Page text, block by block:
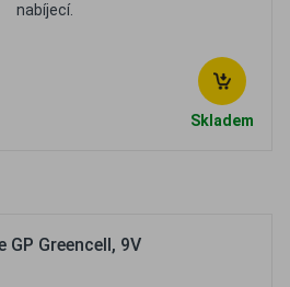
nabíjecí.
Skladem
GP Greencell, 9V